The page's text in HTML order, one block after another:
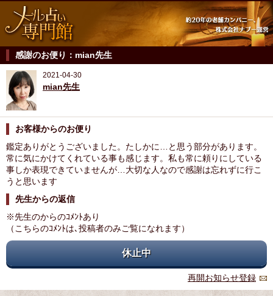
感謝のお便り：mian先生
2021-04-30
mian先生
お客様からのお便り
鑑定ありがとうございました。たしかに…と思う部分があります。
常に気にかけてくれている事も感じます。私も常に頼りにしている
事しか表現できていませんが…大切な人なので感謝は忘れずに行こ
うと思います
先生からの返信
※先生のからのｺﾒﾝﾄあり
（こちらのｺﾒﾝﾄは､投稿者のみご覧になれます）
休止中
再開お知らせ登録